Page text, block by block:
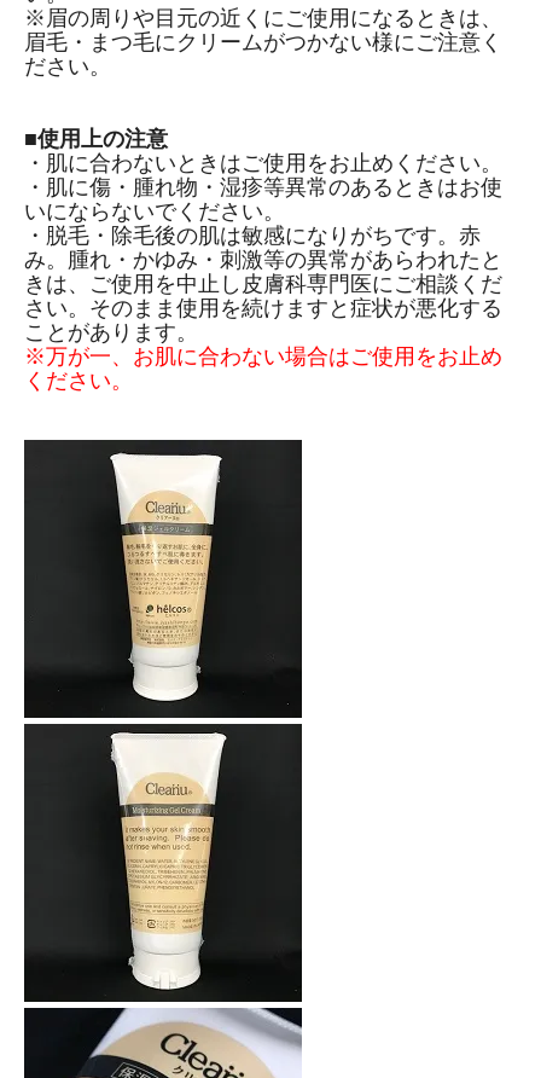
※眉の周りや目元の近くにご使用になるときは、
眉毛・まつ毛にクリームがつかない様にご注意く
ださい。
■使用上の注意
・肌に合わないときはご使用をお止めください。
・肌に傷・腫れ物・湿疹等異常のあるときはお使
いにならないでください。
・脱毛・除毛後の肌は敏感になりがちです。赤
み。腫れ・かゆみ・刺激等の異常があらわれたと
きは、ご使用を中止し皮膚科専門医にご相談くだ
さい。そのまま使用を続けますと症状が悪化する
ことがあります。
※万が一、お肌に合わない場合はご使用をお止め
ください。